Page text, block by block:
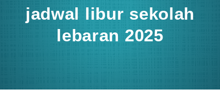
jadwal libur sekolah
lebaran 2025